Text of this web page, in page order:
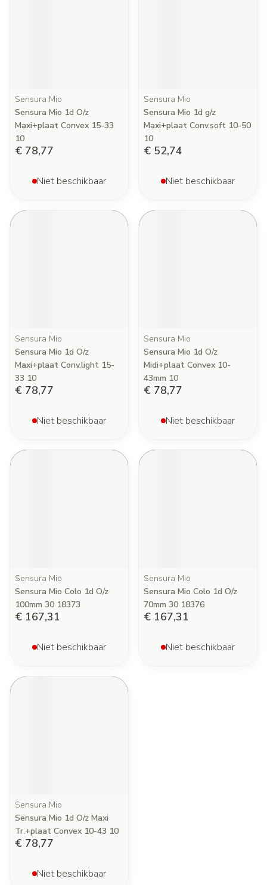
Sensura Mio
Sensura Mio 1d O/z
Maxi+plaat Convex 15-33
10
€ 78,77
Niet beschikbaar
Sensura Mio
Sensura Mio 1d g/z
Maxi+plaat Conv.soft 10-50
10
€ 52,74
Niet beschikbaar
Sensura Mio
Sensura Mio 1d O/z
Maxi+plaat Conv.light 15-
33 10
€ 78,77
Niet beschikbaar
Sensura Mio
Sensura Mio 1d O/z
Midi+plaat Convex 10-
43mm 10
€ 78,77
Niet beschikbaar
Sensura Mio
Sensura Mio Colo 1d O/z
100mm 30 18373
€ 167,31
Niet beschikbaar
Sensura Mio
Sensura Mio Colo 1d O/z
70mm 30 18376
€ 167,31
Niet beschikbaar
Sensura Mio
Sensura Mio 1d O/z Maxi
Tr.+plaat Convex 10-43 10
€ 78,77
Niet beschikbaar